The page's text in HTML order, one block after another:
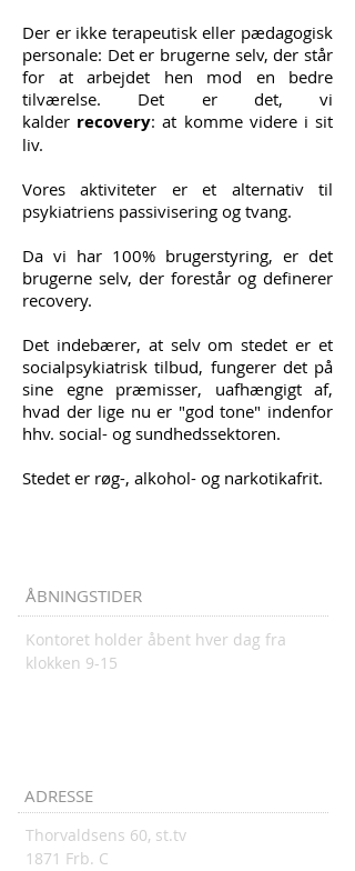
Der er ikke terapeutisk eller pædagogisk
personale: Det er brugerne selv, der står
for at arbejdet hen mod en bedre
tilværelse. Det er det, vi
kalder recovery: at komme videre i sit
liv.
Vores aktiviteter er et alternativ til
psykiatriens passivisering og tvang.
Da vi har 100% brugerstyring, er det
brugerne selv, der forestår og definerer
recovery.
Det indebærer, at selv om stedet er et
socialpsykiatrisk tilbud, fungerer det på
sine egne præmisser, uafhængigt af,
hvad der lige nu er "god tone" indenfor
hhv. social- og sundhedssektoren.
Stedet er røg-, alkohol- og narkotikafrit.
ÅBNINGSTIDER
Kontoret holder åbent hver dag fra
klokken 9-15
ADRESSE
Thorvaldsens 60, st.tv
1871 Frb. C